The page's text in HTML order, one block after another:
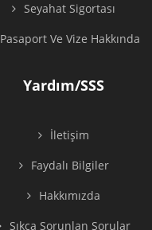
Seyahat Sigortası
Pasaport Ve Vize Hakkında
Yardım/SSS
İletişim
Faydalı Bilgiler
Hakkımızda
Sıkça Sorunlan Sorular